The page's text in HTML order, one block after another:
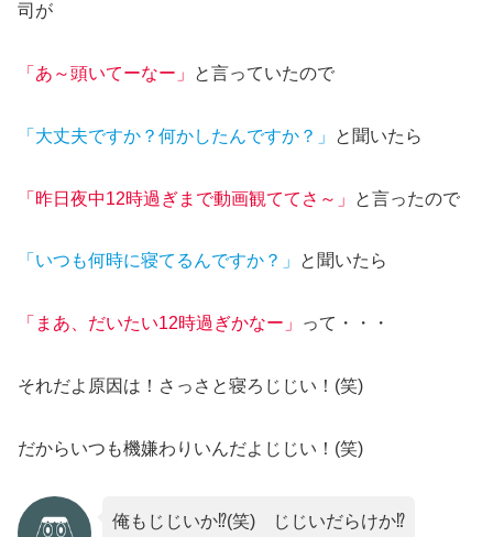
司が
「あ～頭いてーなー」 と言っていたので
「大丈夫ですか？何かしたんですか？」 と聞いたら
「昨日夜中12時過ぎまで動画観ててさ～」 と言ったので
「いつも何時に寝てるんですか？」 と聞いたら
「まあ、だいたい12時過ぎかなー」 って・・・
それだよ原因は！さっさと寝ろじじい！(笑)
だからいつも機嫌わりいんだよじじい！(笑)
俺もじじいか⁉(笑) じじいだらけか⁉